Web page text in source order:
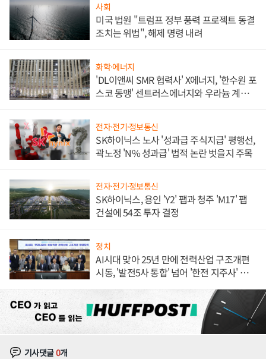
사회
미국 법원 "트럼프 정부 풍력 프로젝트 동결
조치는 위법", 해제 명령 내려
화학·에너지
'DL이앤씨 SMR 협력사' X에너지, '한수원 포
스코 동맹' 센트러스에너지와 우라늄 계약
전자·전기·정보통신
SK하이닉스 노사 '성과급 주식지급' 평행선,
곽노정 'N% 성과급' 법적 논란 벗을지 주목
전자·전기·정보통신
SK하이닉스, 용인 'Y2' 팹과 청주 'M17' 팹
건설에 54조 투자 결정
정치
AI시대 맞아 25년 만에 전력산업 구조개편
시동, '발전5사 통합' 넘어 '한전 지주사' 재편
기사댓글0개